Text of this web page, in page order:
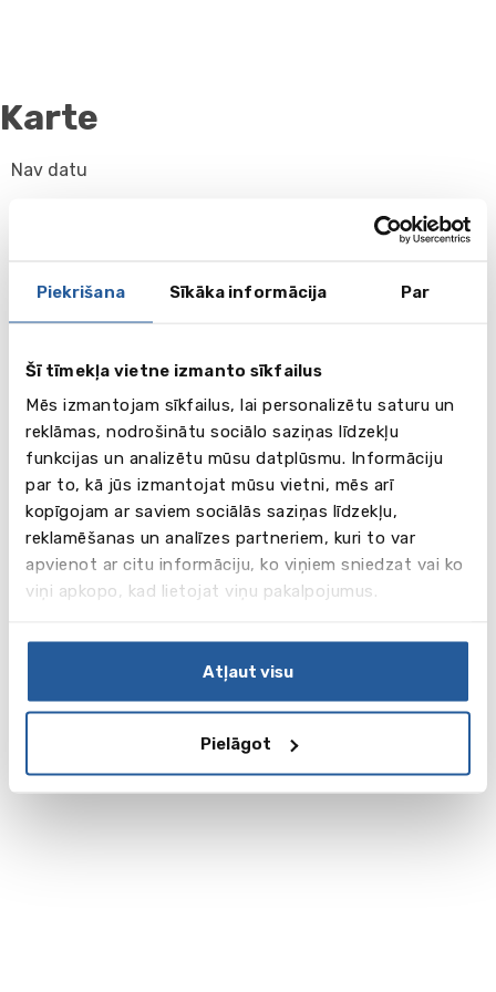
Piekrišana Sīkāka informācija Par
Šī tīmekļa vietne izmanto sīkfailus
Mēs izmantojam sīkfailus, lai personalizētu saturu un
reklāmas, nodrošinātu sociālo saziņas līdzekļu
funkcijas un analizētu mūsu datplūsmu. Informāciju
par to, kā jūs izmantojat mūsu vietni, mēs arī
kopīgojam ar saviem sociālās saziņas līdzekļu,
reklamēšanas un analīzes partneriem, kuri to var
apvienot ar citu informāciju, ko viņiem sniedzat vai ko
viņi apkopo, kad lietojat viņu pakalpojumus.
Atļaut visu
Pielāgot
Karte
Nav datu